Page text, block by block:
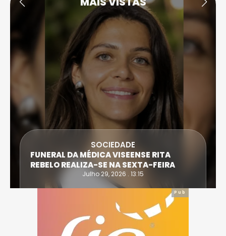
ATLETA DE CASTRO DAIRE SUPERA PROVA
EXTREMA DO TRIATLO E TORNA-SE
IRONWOMAN
Julho 28, 2026 . 16:14
Pub